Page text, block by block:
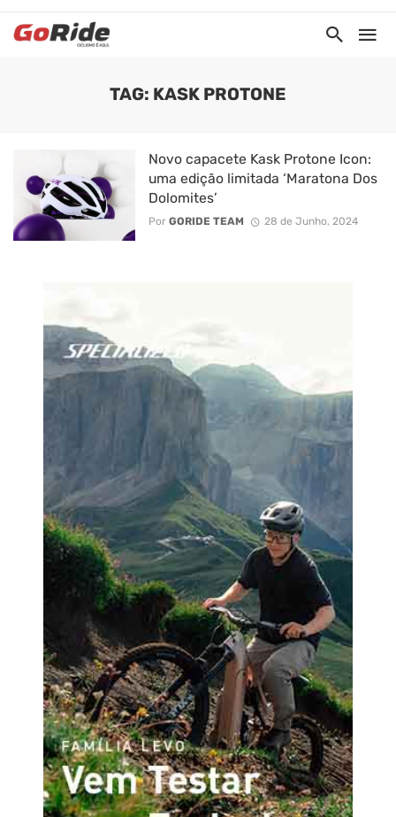
TAG: KASK PROTONE
Novo capacete Kask Protone Icon:
uma edição limitada ‘Maratona Dos
Dolomites’
Por GORIDE TEAM 28 de Junho, 2024